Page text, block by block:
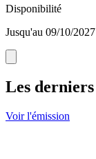
Disponibilité
Jusqu'au 09/10/2027
Les derniers
Voir l'émission